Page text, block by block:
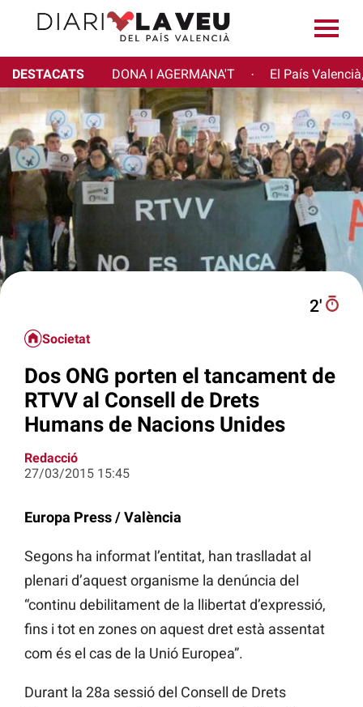
DESTACATS DONA I AGERMANA'T · El País
2′
Societat
Dos ONG porten el tancament de
RTVV al Consell de Drets
Humans de Nacions Unides
Redacció
27/03/2015 15:45
Europa Press / València
Segons ha informat l’entitat, han traslladat al
plenari d’aquest organisme la denúncia del
“continu debilitament de la llibertat d’expressió,
fins i tot en zones on aquest dret està assentat
com és el cas de la Unió Europea”.
Durant la 28a sessió del Consell de Drets